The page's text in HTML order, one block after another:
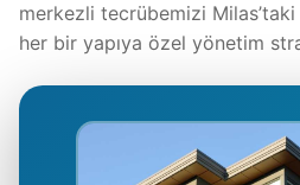
merkezli tecrübemizi
her bir yapıya özel yönetim